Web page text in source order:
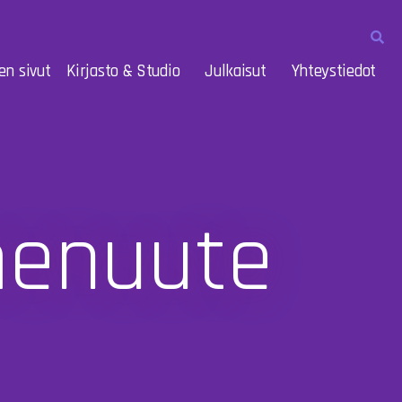
sivut Kirjasto & Studio Julkaisut Yhteystiedot